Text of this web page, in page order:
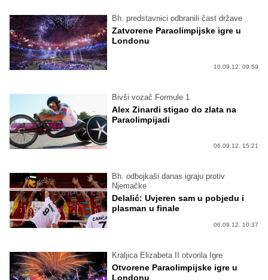
Bh. predstavnici odbranili čast države
Zatvorene Paraolimpijske igre u
Londonu
10.09.12. 09:59
Bivši vozač Formule 1
Alex Zinardi stigao do zlata na
Paraolimpijadi
06.09.12. 15:21
Bh. odbojkaši danas igraju protiv
Njemačke
Delalić: Uvjeren sam u pobjedu i
plasman u finale
06.09.12. 10:37
Kraljica Elizabeta II otvorila Igre
Otvorene Paraolimpijske igre u
Londonu